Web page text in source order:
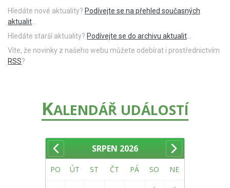
Hledáte nové aktuality? Podívejte se na přehled současných
aktualit
Hledáte starší aktuality? Podívejte se do archivu aktualit
Víte, že novinky z našeho webu můžete odebírat i prostřednictvím
RSS?
KALENDÁŘ UDÁLOSTÍ
SRPEN 2026
PO ÚT ST ČT PÁ SO NE